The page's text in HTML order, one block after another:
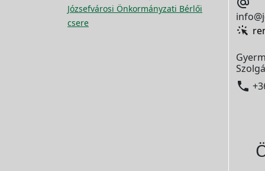
Józsefvárosi Önkormányzati Bérlői
csere
